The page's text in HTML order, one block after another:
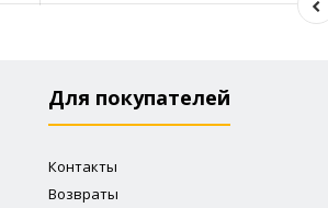
Для покупателей
Контакты
Возвраты